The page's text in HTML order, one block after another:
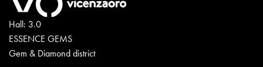
Hall: 3.0
ESSENCE GEMS
Gem & Diamond district